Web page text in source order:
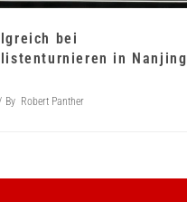
bei
in Nanjing
By Robert Panther